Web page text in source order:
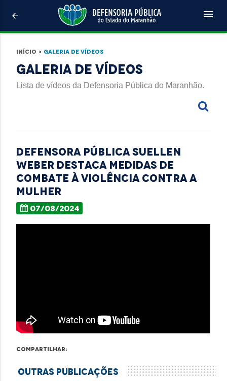
arrow_back menu
Início > Galeria de Vídeos
Galeria de Vídeos
Lista de vídeos da Defensoria Pública do Maranhão.
Defensora pública Suellen
Weber destaca medidas de
combate à violência contra a
mulher
07/08/2024
Compartilhar:
Outras Publicações